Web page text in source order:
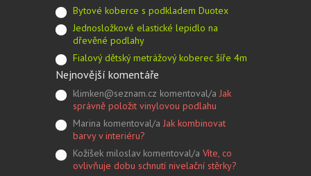
Bytové koberce s podkladem Duotex
Jednosložkové elastické lepidlo na
dřevěné podlahy
Fialový dětský metrážový koberec šíře 4m
Nejnovější komentáře
klimken@seznam.cz komentoval/a Jak
správně položit vinylovou podlahu
Marina komentoval/a Jak kombinovat
barvy v interiéru?
Kožíšek miloslav komentoval/a Víte, co
ovlivňuje dobu schnutí nivelační stěrky?